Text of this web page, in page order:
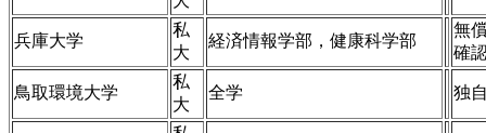
兵庫大学
私
大
経済情報学部，健康科学部
無
確
鳥取環境大学
私
大
全学 独